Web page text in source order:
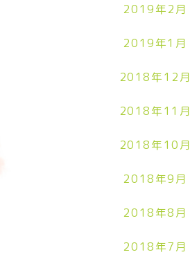
2019年2月
2019年1月
2018年12月
2018年11月
2018年10月
2018年9月
2018年8月
2018年7月